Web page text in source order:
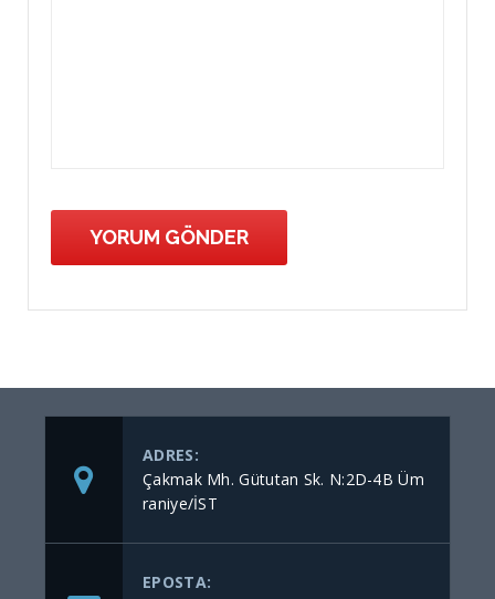
ADRES:
Çakmak Mh. Gütutan Sk. N:2D-4B Üm
raniye/İST
EPOSTA: